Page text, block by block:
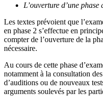
L’ouverture d’une
Les textes prévoient que
en phase 2 s’effectue en
compter de l’ouverture de la
nécessaire.
Au cours de cette phase
notamment à la consultation
d’auditions ou de nouveaux
arguments soulevés par les